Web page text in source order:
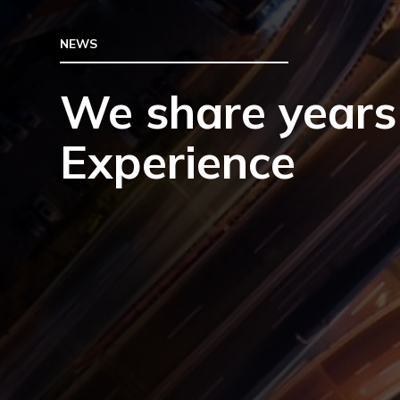
NEWS
We share
Experience